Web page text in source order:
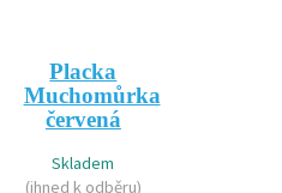
Placka
Muchomůrka
červená
Skladem
(ihned k odběru)